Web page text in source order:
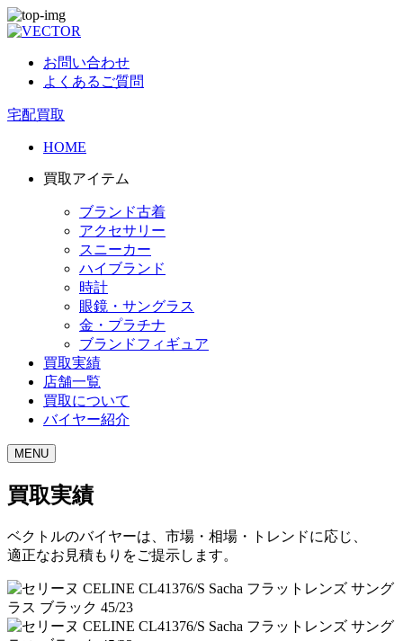
お問い合わせ
よくあるご質問
宅配買取
HOME
買取アイテム
ブランド古着
アクセサリー
スニーカー
ハイブランド
時計
眼鏡・サングラス
金・プラチナ
ブランドフィギュア
買取実績
店舗一覧
買取について
バイヤー紹介
MENU
買取実績
ベクトルのバイヤーは、市場・相場・トレンドに応じ、
適正なお見積もりをご提示します。